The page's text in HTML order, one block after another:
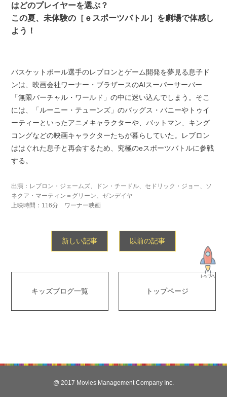
はどのプレイヤーを選ぶ？
この夏、未体験の［ｅスポーツバトル］を劇場で体感し
よう！
バスケットボール選手のレブロンとゲーム開発を夢見る息子ド
ンは、映画会社ワーナー・ブラザースのAIスーパーサーバー
「無限バーチャル・ワールド」の中に迷い込んでしまう。そこ
には、「ルーニー・テューンズ」のバッグス・バニーやトゥイ
ーティーといったアニメキャラクターや、バットマン、キング
コングなどの映画キャラクターたちが暮らしていた。レブロン
ははぐれた息子と再会するため、究極のeスポーツバトルに参戦
する。
出演：レブロン・ジェームズ、ドン・チードル、セドリック・ジョー、ソ
ネクア・マーティン＝グリーン、ゼンデイヤ
上映時間：116分 ワーナー映画
新しい記事 以前の記事
キッズブログ一覧 トップページ
@ 2017 Movies Management Company Inc.